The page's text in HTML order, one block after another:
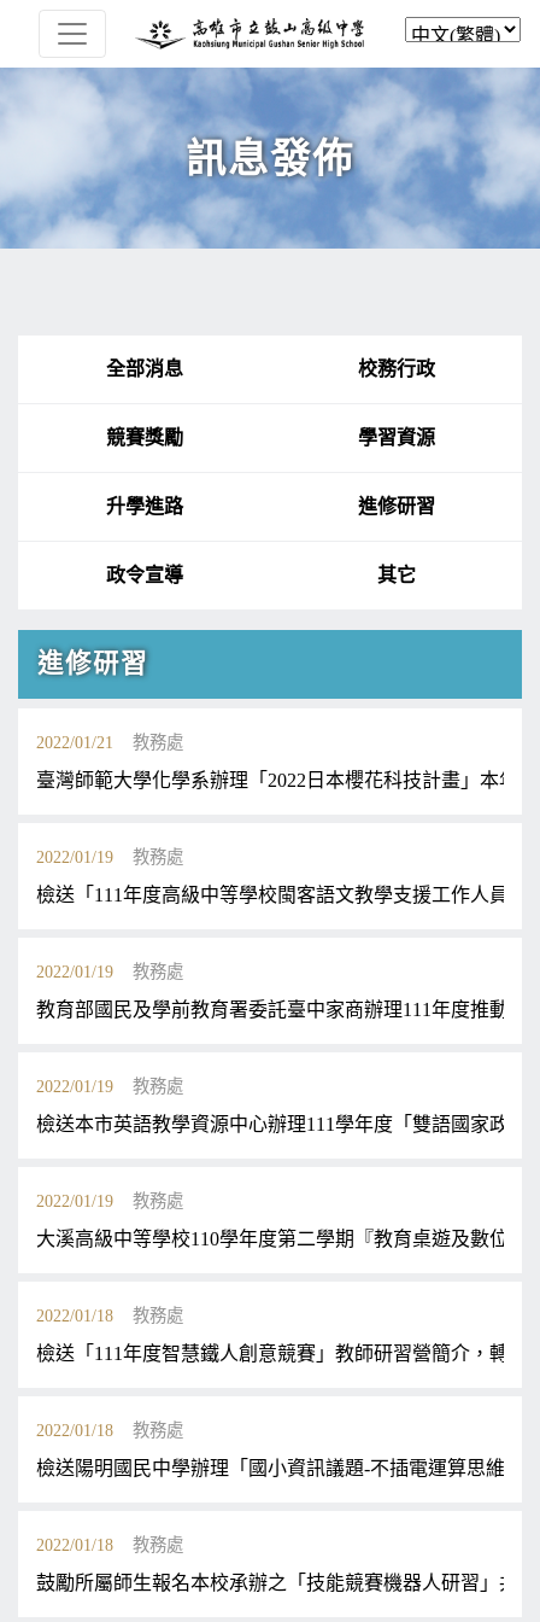
訊息發佈
全部消息 校務行政
競賽獎勵 學習資源
升學進路 進修研習
政令宣導 其它
進修研習
2022/01/21 教務處
臺灣師範大學化學系辦理「2022日本櫻花科技計畫」本年
2022/01/19 教務處
檢送「111年度高級中等學校閩客語文教學支援工作人員
2022/01/19 教務處
教育部國民及學前教育署委託臺中家商辦理111年度推動
2022/01/19 教務處
檢送本市英語教學資源中心辦理111學年度「雙語國家政
2022/01/19 教務處
大溪高級中等學校110學年度第二學期『教育桌遊及數位
2022/01/18 教務處
檢送「111年度智慧鐵人創意競賽」教師研習營簡介，轉知
2022/01/18 教務處
檢送陽明國民中學辦理「國小資訊議題-不插電運算思維桌
2022/01/18 教務處
鼓勵所屬師生報名本校承辦之「技能競賽機器人研習」共2